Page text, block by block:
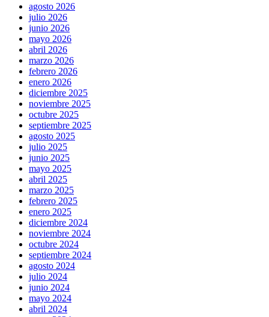
agosto 2026
julio 2026
junio 2026
mayo 2026
abril 2026
marzo 2026
febrero 2026
enero 2026
diciembre 2025
noviembre 2025
octubre 2025
septiembre 2025
agosto 2025
julio 2025
junio 2025
mayo 2025
abril 2025
marzo 2025
febrero 2025
enero 2025
diciembre 2024
noviembre 2024
octubre 2024
septiembre 2024
agosto 2024
julio 2024
junio 2024
mayo 2024
abril 2024